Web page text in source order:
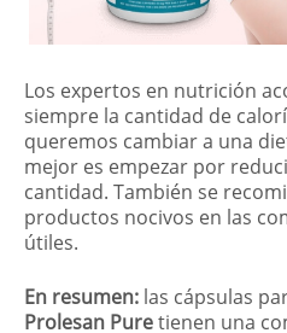
Los expertos en nutrición
siempre la cantidad de
queremos cambiar a una
mejor es empezar por
cantidad. También se
productos nocivos en las
útiles.
En resumen: las cápsulas
Prolesan Puretienen una